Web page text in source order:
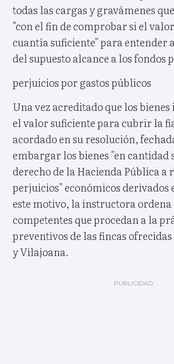
todas las cargas y gravámenes
"con el fin de comprobar si el
cuantía suficiente" para entender
del supuesto alcance a los fondos
perjuicios por gastos públicos
Una vez acreditado que los
el valor suficiente para cubrir la
acordado en su resolución,
embargar los bienes "en
derecho de la Hacienda Pública a
perjuicios" económicos derivados
este motivo, la instructora ordena
competentes que procedan a la
preventivos de las fincas
y Vilajoana.